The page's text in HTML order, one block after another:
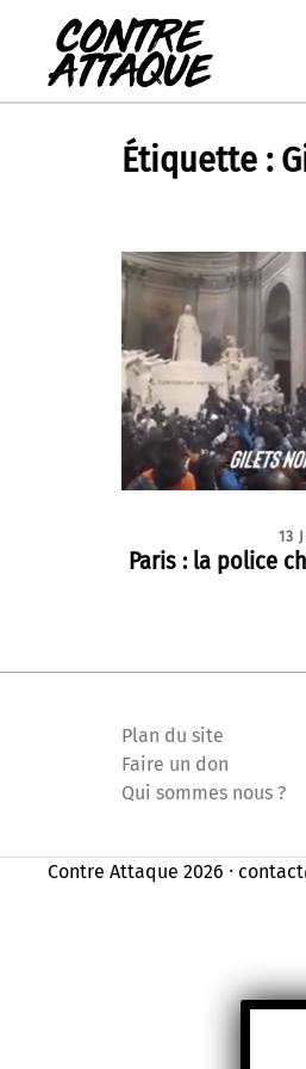
contenu
Étiquette :
13
Paris : la police
Plan du site
Faire un don
Qui sommes nous ?
Contre Attaque 2026 ⸱